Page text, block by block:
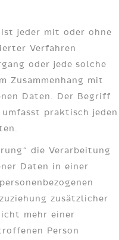
jeder mit oder ohne
Verfahren
oder jede solche
Zusammenhang mit
Daten. Der Begriff
praktisch jeden
die Verarbeitung
Daten in einer
zusätzlicher
mehr einer
Person